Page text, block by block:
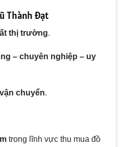
Thành Đạt
thị trường.
– chuyên nghiệp – uy
chuyển.
trong lĩnh vực thu mua đồ